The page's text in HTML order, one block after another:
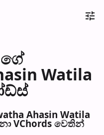
Watila
Ahasin Watila
VChords වෙති​න්